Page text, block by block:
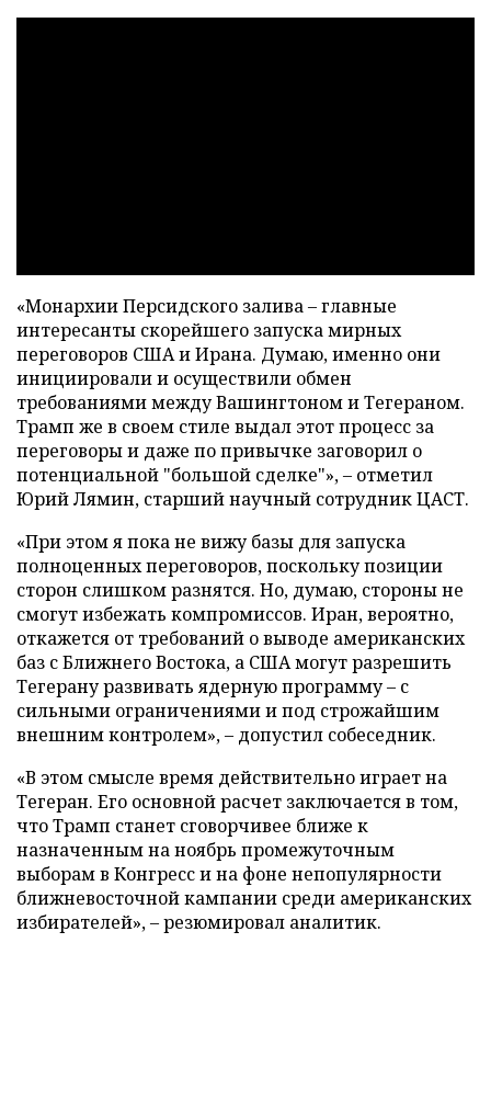
«Монархии Персидского залива – главные
интересанты скорейшего запуска мирных
переговоров США и Ирана. Думаю, именно они
инициировали и осуществили обмен
требованиями между Вашингтоном и Тегераном.
Трамп же в своем стиле выдал этот процесс за
переговоры и даже по привычке заговорил о
потенциальной "большой сделке"», – отметил
Юрий Лямин, старший научный сотрудник ЦАСТ.
«При этом я пока не вижу базы для запуска
полноценных переговоров, поскольку позиции
сторон слишком разнятся. Но, думаю, стороны не
смогут избежать компромиссов. Иран, вероятно,
откажется от требований о выводе американских
баз с Ближнего Востока, а США могут разрешить
Тегерану развивать ядерную программу – с
сильными ограничениями и под строжайшим
внешним контролем», – допустил собеседник.
«В этом смысле время действительно играет на
Тегеран. Его основной расчет заключается в том,
что Трамп станет сговорчивее ближе к
назначенным на ноябрь промежуточным
выборам в Конгресс и на фоне непопулярности
ближневосточной кампании среди американских
избирателей», – резюмировал аналитик.